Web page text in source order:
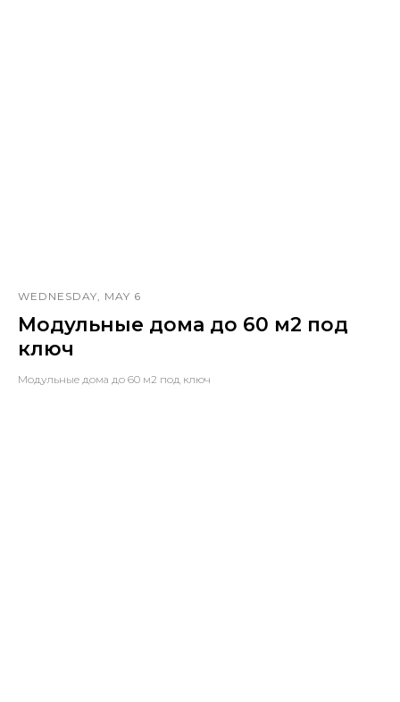
WEDNESDAY, MAY 6
Модульные дома до 60 м2 под
ключ
Модульные дома до 60 м2 под ключ